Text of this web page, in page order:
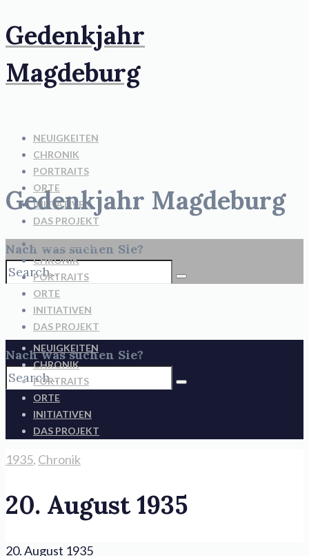
Gedenkjahr
Magdeburg
NEUIGKEITEN
CHRONIK
PORTRAITS
ORTE
INITIATIVEN
DAS PROJEKT
Nach was suchen Sie?
Gedenkjahr Magdeburg
NEUIGKEITEN
CHRONIK
PORTRAITS
ORTE
INITIATIVEN
DAS PROJEKT
Nach was suchen Sie?
NEUIGKEITEN
CHRONIK
PORTRAITS
ORTE
INITIATIVEN
DAS PROJEKT
1935, Chronik
20. August 1935
20. August 1935